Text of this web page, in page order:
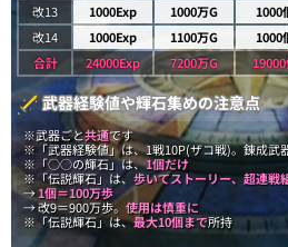
改13
1000Exp 1000万G 1000
改14
1000Exp 1100万G 1000
合計
24000Exp 7200万G
武器経験値や輝石集めの注意点
※武器ごと共通です
※「武器経験値」は、1戦10P(ザコ戦)。錬成武
※「○○の輝石」は、1個だけ
※「伝説輝石」は、 歩いてストーリー、超連戦
→1個＝100万歩
→ 改9＝900万歩。 使用は慎重に
※「伝説輝石」は、最大10個まで所持